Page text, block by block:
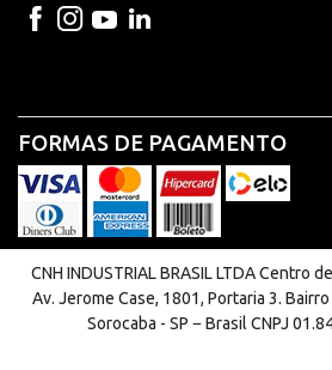
FORMAS DE PAGAMENTO
CNH INDUSTRIAL BRASIL LTDA Centro
Av. Jerome Case, 1801, Portaria 3.
Sorocaba - SP − Brasil CNPJ